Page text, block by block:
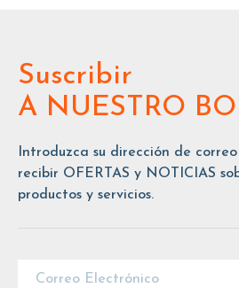
Suscribir
A NUESTRO
Introduzca su dirección de
recibir OFERTAS y NOTICIAS
productos y servicios.